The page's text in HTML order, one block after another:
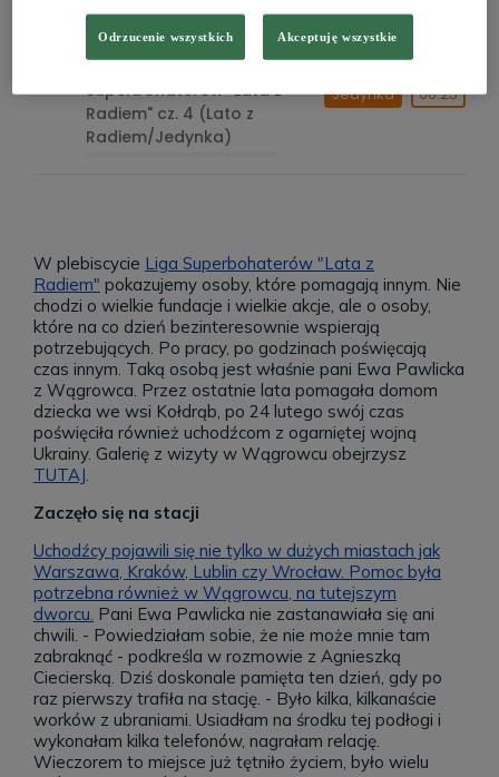
Ewa Pawlicka jest pierwszą
finalistką Plebiscytu Liga
Superbohaterów "Lata z
Radiem" cz. 4 (Lato z
Radiem/Jedynka)
Jedynka 06:25
W plebiscycie Liga Superbohaterów "Lata z
Radiem" pokazujemy osoby, które pomagają innym. Nie
chodzi o wielkie fundacje i wielkie akcje, ale o osoby,
które na co dzień bezinteresownie wspierają
potrzebujących. Po pracy, po godzinach poświęcają
czas innym. Taką osobą jest właśnie pani Ewa Pawlicka
z Wągrowca. Przez ostatnie lata pomagała domom
dziecka we wsi Kołdrąb, po 24 lutego swój czas
poświęciła również uchodźcom z ogarniętej wojną
Ukrainy. Galerię z wizyty w Wągrowcu obejrzysz
TUTAJ.
Zaczęło się na stacji
Uchodźcy pojawili się nie tylko w dużych miastach jak
Warszawa, Kraków, Lublin czy Wrocław. Pomoc była
potrzebna również w Wągrowcu, na tutejszym
dworcu. Pani Ewa Pawlicka nie zastanawiała się ani
chwili. - Powiedziałam sobie, że nie może mnie tam
zabraknąć - podkreśla w rozmowie z Agnieszką
Ciecierską. Dziś doskonale pamięta ten dzień, gdy po
raz pierwszy trafiła na stację. - Było kilka, kilkanaście
worków z ubraniami. Usiadłam na środku tej podłogi i
wykonałam kilka telefonów, nagrałam relację.
Wieczorem to miejsce już tętniło życiem, było wielu
Odrzucenie wszystkich Akceptuję wszystkie